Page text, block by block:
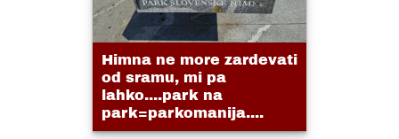
Himna ne more zardevati
od sramu, mi pa
lahko....park na
park=parkomanija....